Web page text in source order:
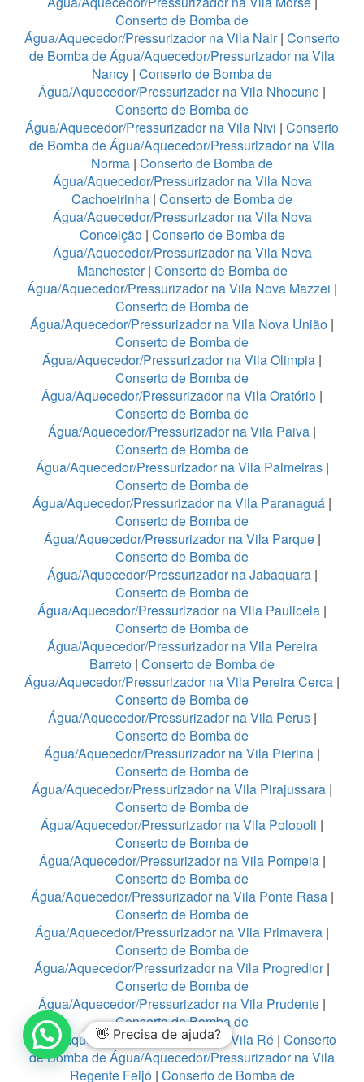
Conserto de Bomba de
Água/Aquecedor/Pressurizador na Vila Nair| Conserto
de Bomba de Água/Aquecedor/Pressurizador na Vila
Nancy | Conserto de Bomba de
Água/Aquecedor/Pressurizador na Vila Nhocune |
Conserto de Bomba de
Água/Aquecedor/Pressurizador na Vila Nivi | Conserto
de Bomba de Água/Aquecedor/Pressurizador na Vila
Norma | Conserto de Bomba de
Água/Aquecedor/Pressurizador na Vila Nova
Cachoeirinha | Conserto de Bomba de
Água/Aquecedor/Pressurizador na Vila Nova
Conceição| Conserto de Bomba de
Água/Aquecedor/Pressurizador na Vila Nova
Manchester| Conserto de Bomba de
Água/Aquecedor/Pressurizador na Vila Nova Mazzei |
Conserto de Bomba de
Água/Aquecedor/Pressurizador na Vila Nova União |
Conserto de Bomba de
Água/Aquecedor/Pressurizador na Vila Olimpia |
Conserto de Bomba de
Água/Aquecedor/Pressurizador na Vila Oratório |
Conserto de Bomba de
Água/Aquecedor/Pressurizador na Vila Paiva |
Conserto de Bomba de
Água/Aquecedor/Pressurizador na Vila Palmeiras|
Conserto de Bomba de
Água/Aquecedor/Pressurizador na Vila Paranaguá |
Conserto de Bomba de
Água/Aquecedor/Pressurizador na Vila Parque|
Conserto de Bomba de
Água/Aquecedor/Pressurizador na Jabaquara|
Conserto de Bomba de
Água/Aquecedor/Pressurizador na Vila Pauliceia |
Conserto de Bomba de
Água/Aquecedor/Pressurizador na Vila Pereira
Barreto | Conserto de Bomba de
Água/Aquecedor/Pressurizador na Vila Pereira Cerca |
Conserto de Bomba de
Água/Aquecedor/Pressurizador na Vila Perus|
Conserto de Bomba de
Água/Aquecedor/Pressurizador na Vila Pierina |
Conserto de Bomba de
Água/Aquecedor/Pressurizador na Vila Pirajussara |
Conserto de Bomba de
Água/Aquecedor/Pressurizador na Vila Polopoli |
Conserto de Bomba de
Água/Aquecedor/Pressurizador na Vila Pompeia|
Conserto de Bomba de
Água/Aquecedor/Pressurizador na Vila Ponte Rasa|
Conserto de Bomba de
Água/Aquecedor/Pressurizador na Vila Primavera |
Conserto de Bomba de
Água/Aquecedor/Pressurizador na Vila Progredior|
Conserto de Bomba de
Água/Aquecedor/Pressurizador na Vila Prudente |
Conserto de Bomba de
Água/Aquecedor/Pressurizador na Vila Ré| Conserto
de Bomba de Água/Aquecedor/Pressurizador na Vila
Regente Feijó| Conserto de Bomba de
👋 Precisa de ajuda?